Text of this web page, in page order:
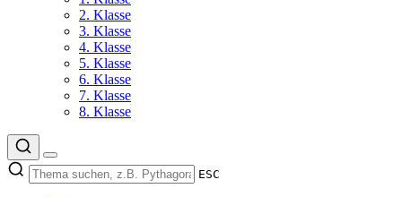
2. Klasse
3. Klasse
4. Klasse
5. Klasse
6. Klasse
7. Klasse
8. Klasse
ESC